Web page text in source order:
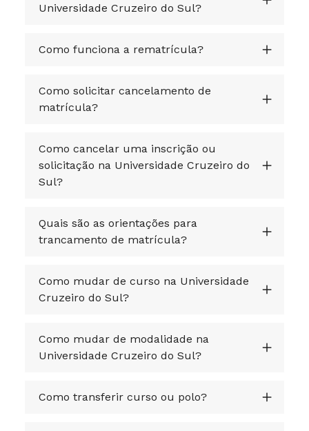
Universidade Cruzeiro do Sul?
Como funciona a rematrícula?
Como solicitar cancelamento de
matrícula?
Como cancelar uma inscrição ou
solicitação na Universidade Cruzeiro do
Sul?
Quais são as orientações para
trancamento de matrícula?
Como mudar de curso na Universidade
Cruzeiro do Sul?
Como mudar de modalidade na
Universidade Cruzeiro do Sul?
Como transferir curso ou polo?